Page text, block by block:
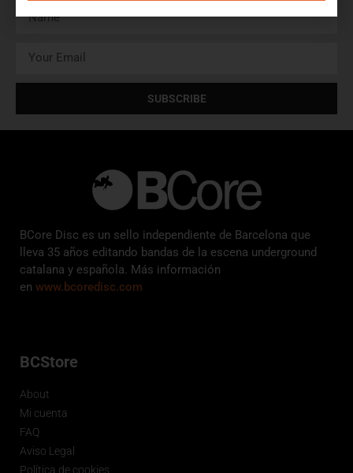
SUBSCRIBE
BCore Disc es un sello independiente de Barcelona que
lleva 35 años editando bandas de la escena underground
catalana y española. Más información
en www.bcoredisc.com
BCStore
About
Mi cuenta
FAQ
Aviso Legal
Política de cookies